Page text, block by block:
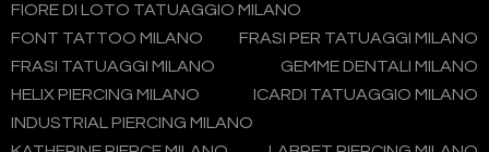
FIORE DI LOTO TATUAGGIO MILANO
FONT TATTOO MILANO
FRASI PER TATUAGGI MILANO
FRASI TATUAGGI MILANO
GEMME DENTALI MILANO
HELIX PIERCING MILANO
ICARDI TATUAGGIO MILANO
INDUSTRIAL PIERCING MILANO